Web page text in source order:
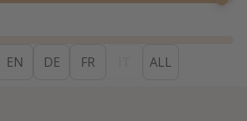
EN DE FR ALL